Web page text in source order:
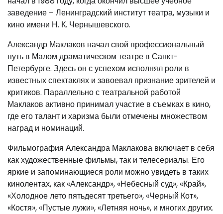
заведение – Ленинградский институт театра, музыки и
кино имени Н. К. Чернышевского.
Александр Маклаков начал свой профессиональный
путь в Малом драматическом театре в Санкт-
Петербурге. Здесь он с успехом исполнял роли в
известных спектаклях и завоевал признание зрителей и
критиков. Параллельно с театральной работой
Маклаков активно принимал участие в съемках в кино,
где его талант и харизма были отмечены множеством
наград и номинаций.
Фильмография Александра Маклакова включает в себя
как художественные фильмы, так и телесериалы. Его
яркие и запоминающиеся роли можно увидеть в таких
кинолентах, как «Александр», «Небесный суд», «Край»,
«Холодное лето пятьдесят третьего», «Черный Кот»,
«Костя», «Пустые лужи», «Летняя ночь», и многих других.